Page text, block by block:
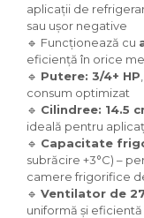
aplicații de
sau ușor negative
🔹 Funcționează cu
eficiență în orice
🔹 Putere: 3/4+ HP
consum optimizat
🔹 Cilindree: 14.5
ideală pentru
🔹 Capacitate
subrăcire +3°C) –
camere frigorifice
🔹 Ventilator de
uniformă și eficientă